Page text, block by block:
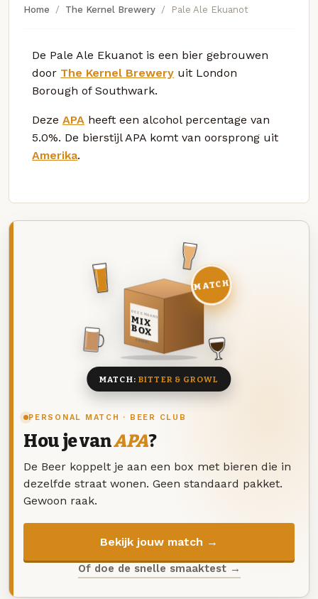
Home The Kernel Brewery Pale Ale Ekuanot
De Pale Ale Ekuanot is een bier gebrouwen
door The Kernel Brewery uit London
Borough of Southwark.
Deze APA heeft een alcohol percentage van
5.0%. De bierstijl APA komt van oorsprong uit
Amerika.
PERSONAL MATCH · BEER CLUB
Hou je vanAPA?
De Beer koppelt je aan een box met bieren die in
dezelfde straat wonen. Geen standaard pakket.
Gewoon raak.
Bekijk jouw match →
Of doe de snelle smaaktest →
DEZE MAAND
MIX
BOX
8 BIEREN
MATCH
MATCH: BITTER & GROWL